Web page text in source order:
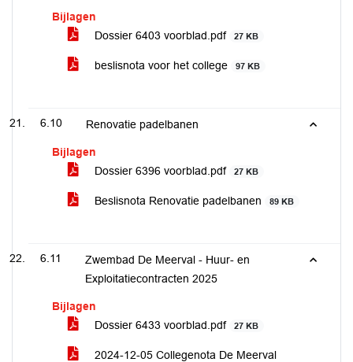
Bijlagen
Dossier 6403 voorblad.pdf
27 KB
beslisnota voor het college 97 KB
6.10 Renovatie padelbanen
Bijlagen
Dossier 6396 voorblad.pdf
27 KB
Beslisnota Renovatie padelbanen 89 KB
6.11
Zwembad De Meerval - Huur- en
Exploitatiecontracten 2025
Bijlagen
Dossier 6433 voorblad.pdf
27 KB
2024-12-05 Collegenota De Meerval